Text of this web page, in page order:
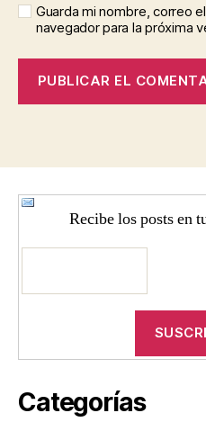
Guarda mi nombre, correo
navegador para la próxima
Recibe los posts en
Categorías